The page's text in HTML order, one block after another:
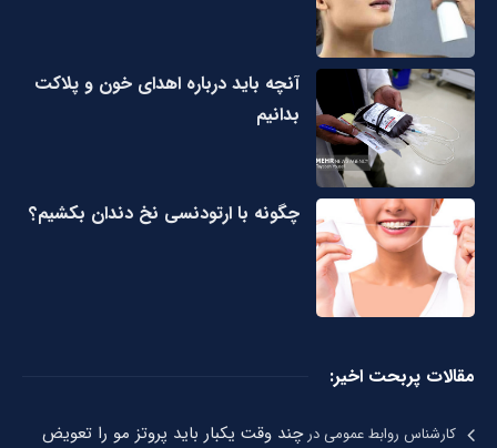
آنچه باید درباره اهدای خون و پلاکت
بدانیم
چگونه با ارتودنسی نخ دندان بکشیم؟
مقالات پربحت اخیر:
کارشناس روابط عمومیدرچند وقت یکبار باید پروتز مو را تعویض